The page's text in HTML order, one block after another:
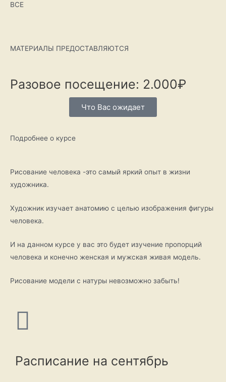
ВСЕ
МАТЕРИАЛЫ ПРЕДОСТАВЛЯЮТСЯ
Разовое посещение: 2.000₽
Что Вас ожидает
Подробнее о курсе
Рисование человека -это самый яркий опыт в жизни
художника.
Художник изучает анатомию с целью изображения фигуры
человека.
И на данном курсе у вас это будет изучение пропорций
человека и конечно женская и мужская живая модель.
Рисование модели с натуры невозможно забыть!
Расписание на сентябрь